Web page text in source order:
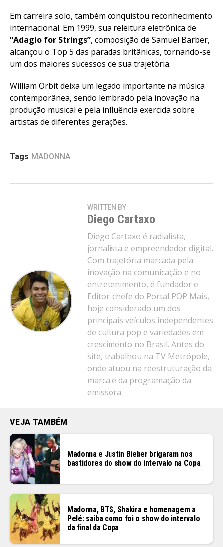
Em carreira solo, também conquistou reconhecimento
internacional. Em 1999, sua releitura eletrônica de
“Adagio for Strings”, composição de Samuel Barber,
alcançou o Top 5 das paradas britânicas, tornando-se
um dos maiores sucessos de sua trajetória.
William Orbit deixa um legado importante na música
contemporânea, sendo lembrado pela inovação na
produção musical e pela influência exercida sobre
artistas de diferentes gerações.
Tags MADONNA
WRITTEN BY
Diego Cartaxo
Diego Cartaxo é radialista,
jornalista e empreendedor digital.
Com trajetória marcada pela
inovação na comunicação e no
entretenimento, é fundador e
Editor-chefe do Portal POP Mais,
hoje considerado um dos
principais veículos independentes
de cultura pop e variedades em
crescimento no Brasil. Antes do
site, trabalhou na TV Metrópole,
onde atuou na reestruturação da
marca e da programação da
emissora.
VEJA TAMBÉM
Madonna e Justin Bieber brigaram nos
bastidores do show do intervalo na Copa
Madonna, BTS, Shakira e homenagem a
Pelé: saiba como foi o show do intervalo
da final da Copa